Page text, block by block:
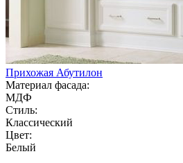
Прихожая Абутилон
Материал фасада:
МДФ
Стиль:
Классический
Цвет:
Белый